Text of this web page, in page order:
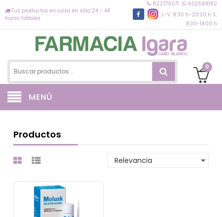
Tus productos en casa en sólo 24 - 48
horas hábiles
822770071
602588182
L-V: 8:30 h-20:30 h S:
8:30-14:00 h
0
MENÚ
Productos